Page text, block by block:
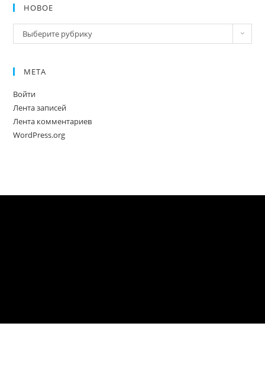
НОВОЕ
Новое
Выберите рубрику
МЕТА
Войти
Лента записей
Лента комментариев
WordPress.org